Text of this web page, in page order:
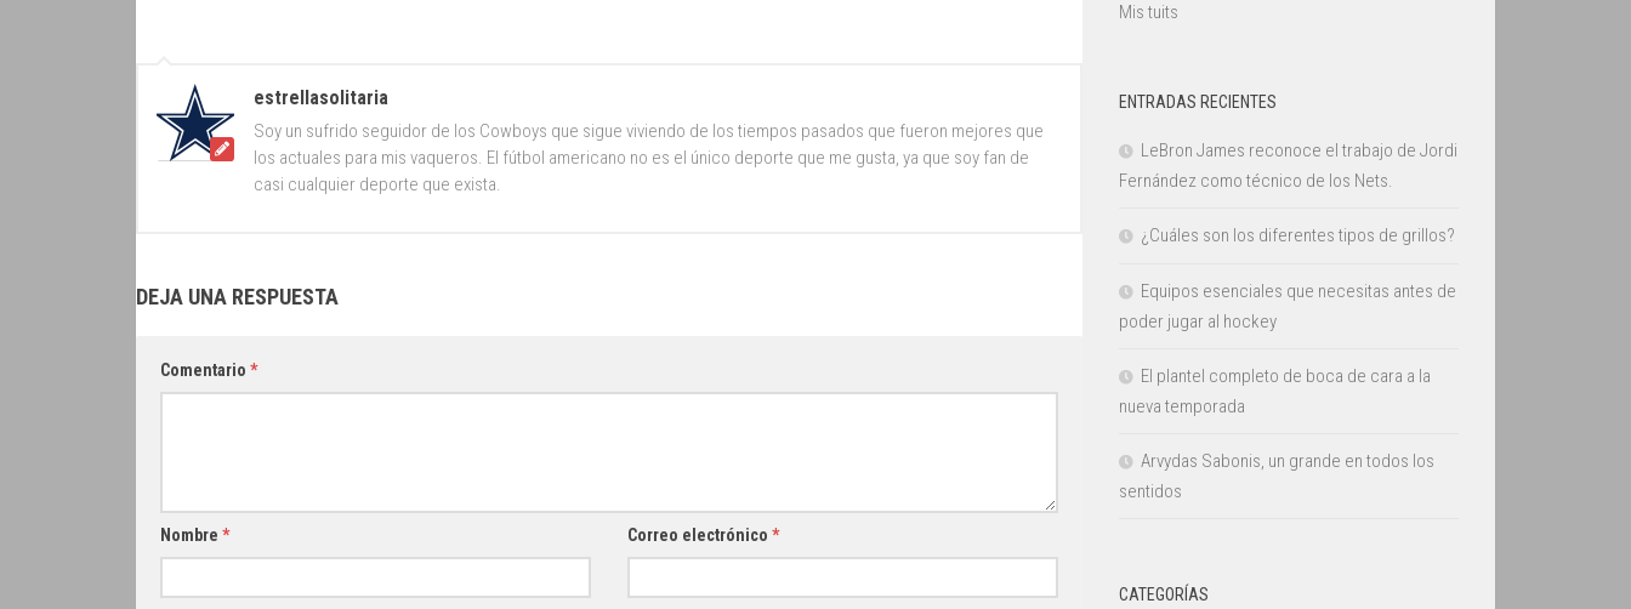
estrellasolitaria
Soy un sufrido seguidor de los Cowboys que sigue viviendo de los tiempos pasados que fueron mejores que
los actuales para mis vaqueros. El fútbol americano no es el único deporte que me gusta, ya que soy fan de
casi cualquier deporte que exista.
DEJA UNA RESPUESTA
Comentario *
Nombre * Correo electrónico *
Mis tuits
ENTRADAS RECIENTES
LeBron James reconoce el trabajo de Jordi
Fernández como técnico de los Nets.
¿Cuáles son los diferentes tipos de grillos?
Equipos esenciales que necesitas antes de
poder jugar al hockey
El plantel completo de boca de cara a la
nueva temporada
Arvydas Sabonis, un grande en todos los
sentidos
CATEGORÍAS